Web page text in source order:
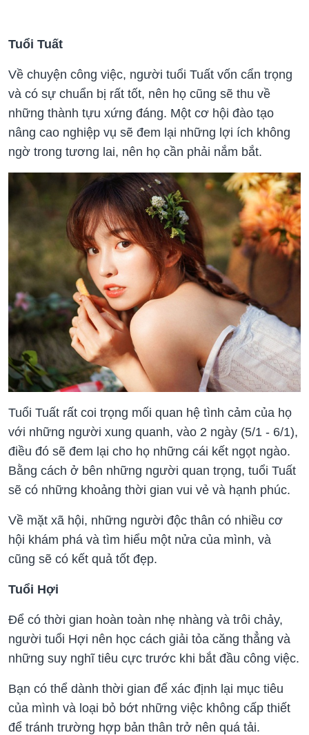
Tuổi Tuất
Về chuyện công việc, người tuổi Tuất vốn cẩn trọng
và có sự chuẩn bị rất tốt, nên họ cũng sẽ thu về
những thành tựu xứng đáng. Một cơ hội đào tạo
nâng cao nghiệp vụ sẽ đem lại những lợi ích không
ngờ trong tương lai, nên họ cần phải nắm bắt.
Tuổi Tuất rất coi trọng mối quan hệ tình cảm của họ
với những người xung quanh, vào 2 ngày (5/1 - 6/1),
điều đó sẽ đem lại cho họ những cái kết ngọt ngào.
Bằng cách ở bên những người quan trọng, tuổi Tuất
sẽ có những khoảng thời gian vui vẻ và hạnh phúc.
Về mặt xã hội, những người độc thân có nhiều cơ
hội khám phá và tìm hiểu một nửa của mình, và
cũng sẽ có kết quả tốt đẹp.
Tuổi Hợi
Để có thời gian hoàn toàn nhẹ nhàng và trôi chảy,
người tuổi Hợi nên học cách giải tỏa căng thẳng và
những suy nghĩ tiêu cực trước khi bắt đầu công việc.
Bạn có thể dành thời gian để xác định lại mục tiêu
của mình và loại bỏ bớt những việc không cấp thiết
để tránh trường hợp bản thân trở nên quá tải.